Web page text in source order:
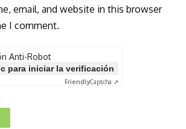
email, and website in this browser
I comment.
Anti-Robot
para iniciar la verificación
FriendlyCaptcha ⇗